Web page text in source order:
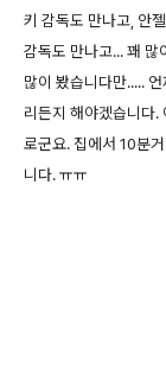
키 감독도 만나고, 안
감독도 만나고... 꽤 많
많이 봤습니다만.....
리든지 해야겠습니다.
로군요. 집에서 10분
니다. ㅠㅠ